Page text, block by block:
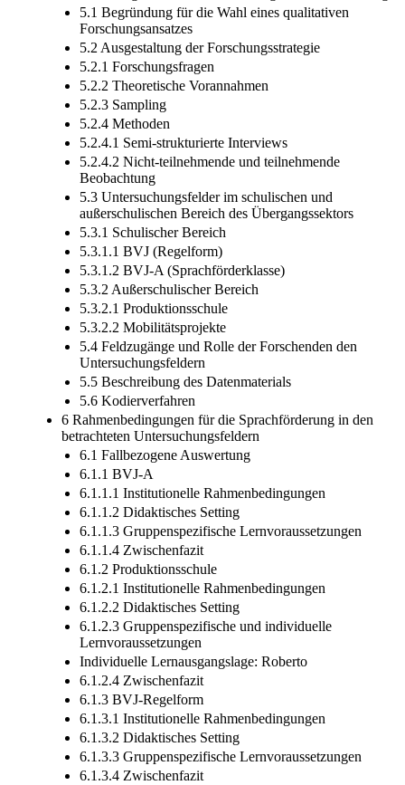
5.1 Begründung für die Wahl eines qualitativen
Forschungsansatzes
5.2 Ausgestaltung der Forschungsstrategie
5.2.1 Forschungsfragen
5.2.2 Theoretische Vorannahmen
5.2.3 Sampling
5.2.4 Methoden
5.2.4.1 Semi-strukturierte Interviews
5.2.4.2 Nicht-teilnehmende und teilnehmende
Beobachtung
5.3 Untersuchungsfelder im schulischen und
außerschulischen Bereich des Übergangssektors
5.3.1 Schulischer Bereich
5.3.1.1 BVJ (Regelform)
5.3.1.2 BVJ-A (Sprachförderklasse)
5.3.2 Außerschulischer Bereich
5.3.2.1 Produktionsschule
5.3.2.2 Mobilitätsprojekte
5.4 Feldzugänge und Rolle der Forschenden den
Untersuchungsfeldern
5.5 Beschreibung des Datenmaterials
5.6 Kodierverfahren
6 Rahmenbedingungen für die Sprachförderung in den
betrachteten Untersuchungsfeldern
6.1 Fallbezogene Auswertung
6.1.1 BVJ-A
6.1.1.1 Institutionelle Rahmenbedingungen
6.1.1.2 Didaktisches Setting
6.1.1.3 Gruppenspezifische Lernvoraussetzungen
6.1.1.4 Zwischenfazit
6.1.2 Produktionsschule
6.1.2.1 Institutionelle Rahmenbedingungen
6.1.2.2 Didaktisches Setting
6.1.2.3 Gruppenspezifische und individuelle
Lernvoraussetzungen
Individuelle Lernausgangslage: Roberto
6.1.2.4 Zwischenfazit
6.1.3 BVJ-Regelform
6.1.3.1 Institutionelle Rahmenbedingungen
6.1.3.2 Didaktisches Setting
6.1.3.3 Gruppenspezifische Lernvoraussetzungen
6.1.3.4 Zwischenfazit